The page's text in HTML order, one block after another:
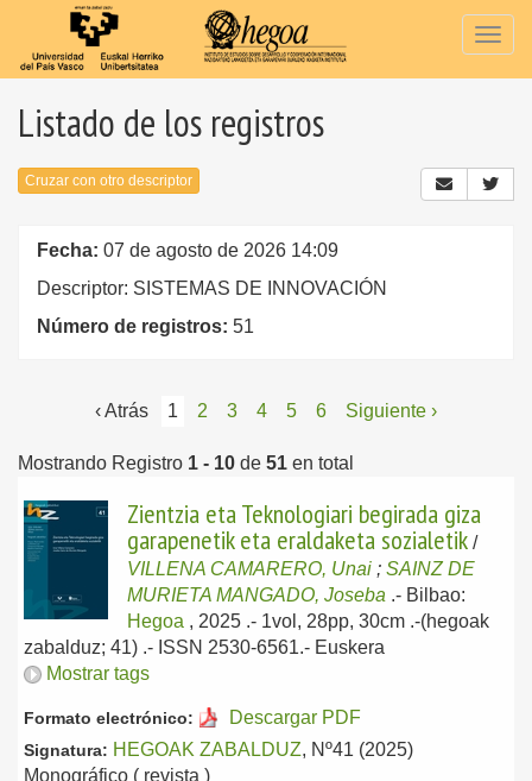
Listado de los registros
Cruzar con otro descriptor
Fecha: 07 de agosto de 2026 14:09
Descriptor: SISTEMAS DE INNOVACIÓN
Número de registros: 51
‹ Atrás 1 2 3 4 5 6 Siguiente ›
Mostrando Registro 1 - 10 de 51 en total
Zientzia eta Teknologiari begirada giza
garapenetik eta eraldaketa sozialetik /
VILLENA CAMARERO, Unai ; SAINZ DE
MURIETA MANGADO, Joseba .- Bilbao:
Hegoa , 2025 .- 1vol, 28pp, 30cm .-(hegoak
zabalduz; 41) .- ISSN 2530-6561.- Euskera
Mostrar tags
Formato electrónico: Descargar PDF
Signatura: HEGOAK ZABALDUZ, Nº41 (2025)
Monográfico ( revista )